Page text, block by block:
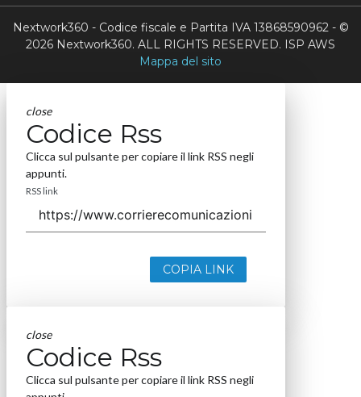
Nextwork360 - Codice fiscale e Partita IVA 13868590962 - ©
2026 Nextwork360. ALL RIGHTS RESERVED. ISP AWS
Mappa del sito
close
Codice Rss
Clicca sul pulsante per copiare il link RSS negli
appunti.
RSS link
COPIA LINK
close
Codice Rss
Clicca sul pulsante per copiare il link RSS negli